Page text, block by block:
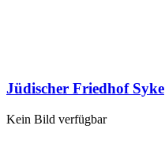
Jüdischer Friedhof Syke
Kein Bild verfügbar